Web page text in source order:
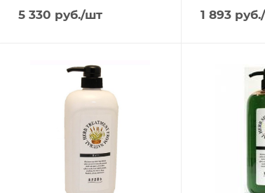
5 330 руб./шт 1 893руб.